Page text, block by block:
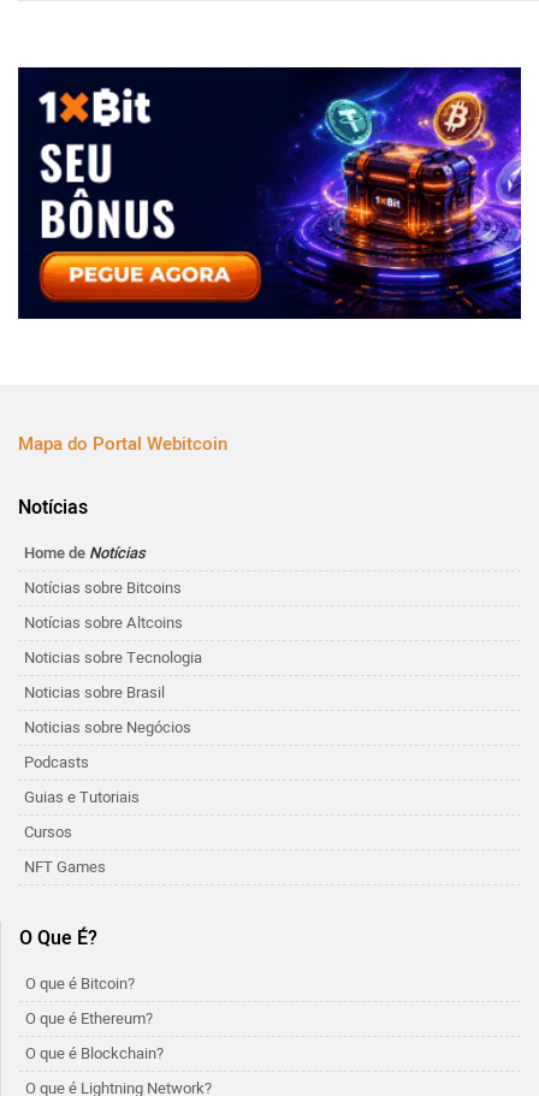
Mapa do Portal Webitcoin
Notícias
Home de Notícias
Notícias sobre Bitcoins
Notícias sobre Altcoins
Noticias sobre Tecnologia
Noticias sobre Brasil
Noticias sobre Negócios
Podcasts
Guias e Tutoriais
Cursos
NFT Games
O Que É?
O que é Bitcoin?
O que é Ethereum?
O que é Blockchain?
O que é Lightning Network?